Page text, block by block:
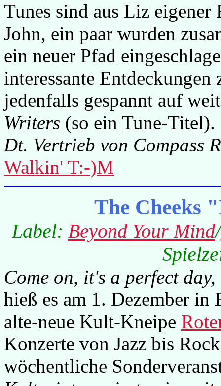
Tunes sind aus Liz eigener
John, ein paar wurden
ein neuer Pfad
interessante
jedenfalls gespannt auf
Writers (so ein Tune-Titel).
Dt. Vertrieb von Compass
Walkin' T:-)M
The Cheeks
Label: Beyond Your Mind/
Come on, it's a perfect
hieß es am 1. Dezember
alte-neue Kult-Kneipe
Konzerte von Jazz bis
wöchentliche